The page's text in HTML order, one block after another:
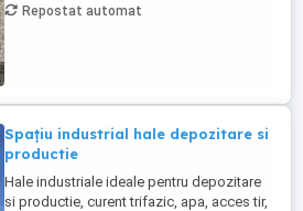
Repostat automat
Spațiu industrial hale depozitare si
productie
Hale industriale ideale pentru depozitare
si productie, curent trifazic, apa, acces tir,